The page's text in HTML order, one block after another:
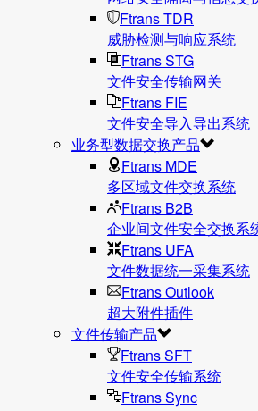
Ftrans TDR
威胁检测与响应系统
Ftrans STG
文件安全传输网关
Ftrans FIE
文件安全导入导出系统
业务型数据交换产品
Ftrans MDE
多区域文件交换系统
Ftrans B2B
企业间文件安全交换系
Ftrans UFA
文件数据统⼀采集系统
Ftrans Outlook
超大附件插件
文件传输产品
Ftrans SFT
文件安全传输系统
Ftrans Sync